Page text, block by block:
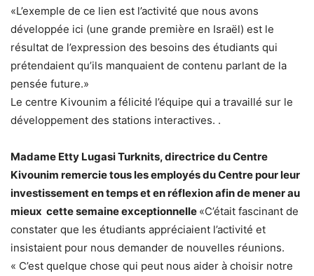
«L’exemple de ce lien est l’activité que nous avons
développée ici (une grande première en Israël) est le
résultat de l’expression des besoins des étudiants qui
prétendaient qu’ils manquaient de contenu parlant de la
pensée future.»
Le centre Kivounim a félicité l’équipe qui a travaillé sur le
développement des stations interactives. .
Madame Etty Lugasi Turknits, directrice du Centre
Kivounim remercie tous les employés du Centre pour leur
investissement en temps et en réflexion afin de mener au
mieux cette semaine exceptionnelle «C’était fascinant de
constater que les étudiants appréciaient l’activité et
insistaient pour nous demander de nouvelles réunions.
« C’est quelque chose qui peut nous aider à choisir notre